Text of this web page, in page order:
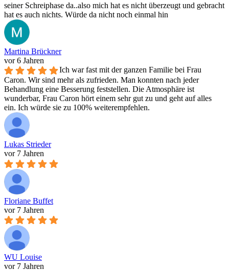
seiner Schreiphase da..also mich hat es nicht überzeugt und gebracht
hat es auch nichts. Würde da nicht noch einmal hin
Martina Brückner
vor 6 Jahren
Ich war fast mit der ganzen Familie bei Frau
Caron. Wir sind mehr als zufrieden. Man konnten nach jeder
Behandlung eine Besserung feststellen. Die Atmosphäre ist
wunderbar, Frau Caron hört einem sehr gut zu und geht auf alles
ein. Ich würde sie zu 100% weiterempfehlen.
Lukas Strieder
vor 7 Jahren
Floriane Buffet
vor 7 Jahren
WU Louise
vor 7 Jahren